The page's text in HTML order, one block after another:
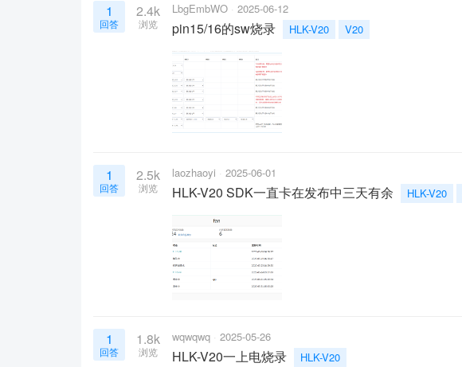
1
回答
2.4k
浏览
LbgEmbWO 2025-06-12
pin15/16的sw烧录 HLK-V20 V20
1
回答
2.5k
浏览
laozhaoyi 2025-06-01
HLK-V20 SDK一直卡在发布中三天有余 HLK-V20
1
回答
1.8k
浏览
wqwqwq 2025-05-26
HLK-V20一上电烧录 HLK-V20